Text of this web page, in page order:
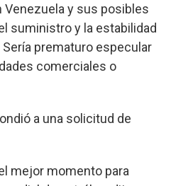
y sus posibles
suministro y la estabilidad
prematuro especular
comerciales o
a una solicitud de
mejor momento para